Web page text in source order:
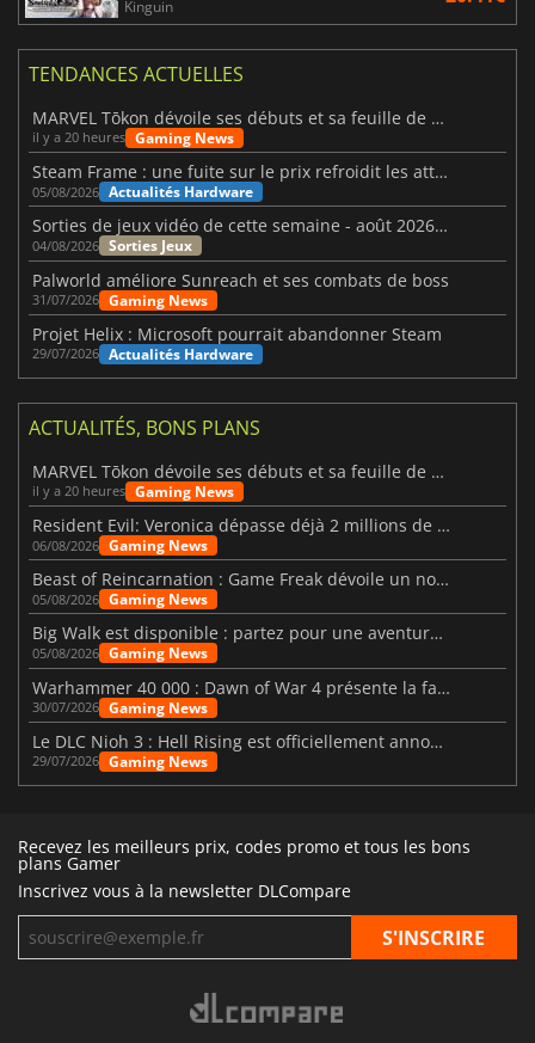
Kinguin
TENDANCES ACTUELLES
MARVEL Tōkon dévoile ses débuts et sa feuille de route
il y a 20 heures Gaming News
Steam Frame : une fuite sur le prix refroidit les attentes VR
05/08/2026 Actualités Hardware
Sorties de jeux vidéo de cette semaine - août 2026 (semaine 32)
04/08/2026 Sorties Jeux
Palworld améliore Sunreach et ses combats de boss
31/07/2026 Gaming News
Projet Helix : Microsoft pourrait abandonner Steam
29/07/2026 Actualités Hardware
ACTUALITÉS, BONS PLANS
MARVEL Tōkon dévoile ses débuts et sa feuille de route
il y a 20 heures Gaming News
Resident Evil: Veronica dépasse déjà 2 millions de wishlists
06/08/2026 Gaming News
Beast of Reincarnation : Game Freak dévoile un nouveau pari
05/08/2026 Gaming News
Big Walk est disponible : partez pour une aventure entre amis
05/08/2026 Gaming News
Warhammer 40 000 : Dawn of War 4 présente la faction des Nécrons
30/07/2026 Gaming News
Le DLC Nioh 3 : Hell Rising est officiellement annoncé
29/07/2026 Gaming News
Recevez les meilleurs prix, codes promo et tous les bons
plans Gamer
Inscrivez vous à la newsletter DLCompare